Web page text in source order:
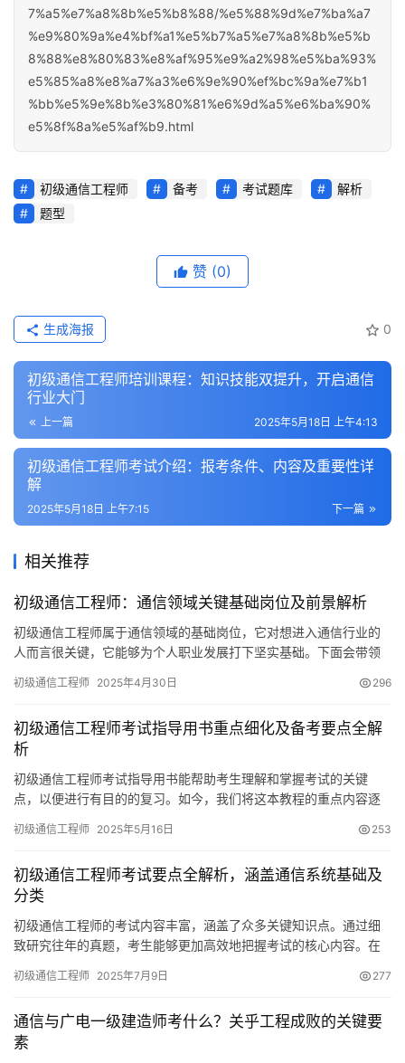
7%a5%e7%a8%8b%e5%b8%88/%e5%88%9d%e7%ba%a7
%e9%80%9a%e4%bf%a1%e5%b7%a5%e7%a8%8b%e5%b
8%88%e8%80%83%e8%af%95%e9%a2%98%e5%ba%93%
e5%85%a8%e8%a7%a3%e6%9e%90%ef%bc%9a%e7%b1
%bb%e5%9e%8b%e3%80%81%e6%9d%a5%e6%ba%90%
e5%8f%8a%e5%af%b9.html
初级通信工程师 备考 考试题库
解析
题型
赞 (0)
0
生成海报
初级通信工程师培训课程：知识技能双提升，开启通信
行业大门
上一篇 2025年5月18日 上午4:13
初级通信工程师考试介绍：报考条件、内容及重要性详
解
下一篇
2025年5月18日 上午7:15
相关推荐
初级通信工程师：通信领域关键基础岗位及前景解析
初级通信工程师属于通信领域的基础岗位，它对想进入通信行业的
人而言很关键，它能够为个人职业发展打下坚实基础。下面会带领
初级通信工程师 2025年4月30日 296
初级通信工程师考试指导用书重点细化及备考要点全解
析
初级通信工程师考试指导用书能帮助考生理解和掌握考试的关键
点，以便进行有目的的复习。如今，我们将这本教程的重点内容逐
初级通信工程师 2025年5月16日 253
初级通信工程师考试要点全解析，涵盖通信系统基础及
分类
初级通信工程师的考试内容丰富，涵盖了众多关键知识点。通过细
致研究往年的真题，考生能够更加高效地把握考试的核心内容。在
初级通信工程师 2025年7月9日 277
通信与广电一级建造师考什么？关乎工程成败的关键要
素